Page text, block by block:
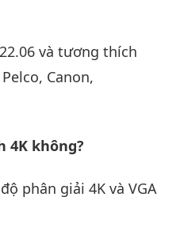
và tương thích
Canon,
4K không?
phân giải 4K và VGA